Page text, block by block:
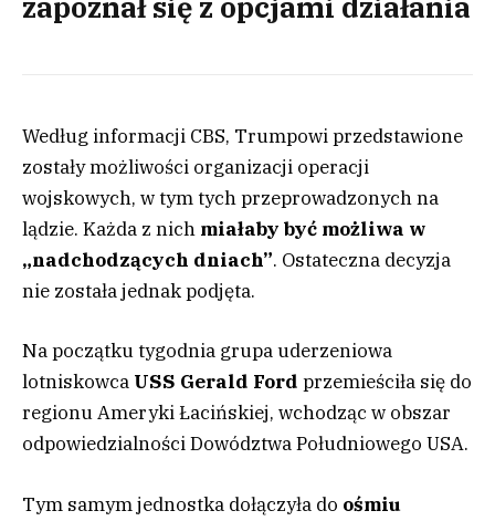
zapoznał się z opcjami działania
Według informacji CBS, Trumpowi przedstawione
zostały możliwości organizacji operacji
wojskowych, w tym tych przeprowadzonych na
lądzie. Każda z nich miałaby być możliwa w
„nadchodzących dniach”. Ostateczna decyzja
nie została jednak podjęta.
Na początku tygodnia grupa uderzeniowa
lotniskowca USS Gerald Ford przemieściła się do
regionu Ameryki Łacińskiej, wchodząc w obszar
odpowiedzialności Dowództwa Południowego USA.
Tym samym jednostka dołączyła do ośmiu